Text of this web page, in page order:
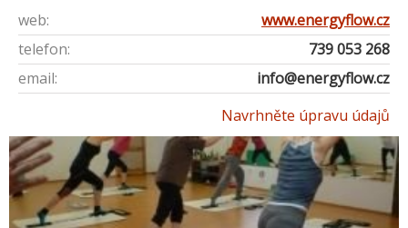
web:
www.energyflow.cz
telefon:
739 053 268
email:
info@energyflow.cz
Navrhněte úpravu údajů